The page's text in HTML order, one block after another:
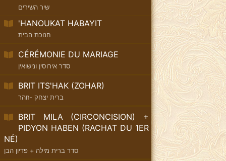
שיר השירים
'HANOUKAT HABAYIT
חנוכת הבית
CÉRÉMONIE DU MARIAGE
סדר אירוסין ונישואין
BRIT ITS'HAK (ZOHAR)
ברית יצחק -זוהר
BRIT MILA (CIRCONCISION) +
PIDYON HABEN (RACHAT DU 1ER
NÉ)
סדר ברית מילה + פדיון הבן